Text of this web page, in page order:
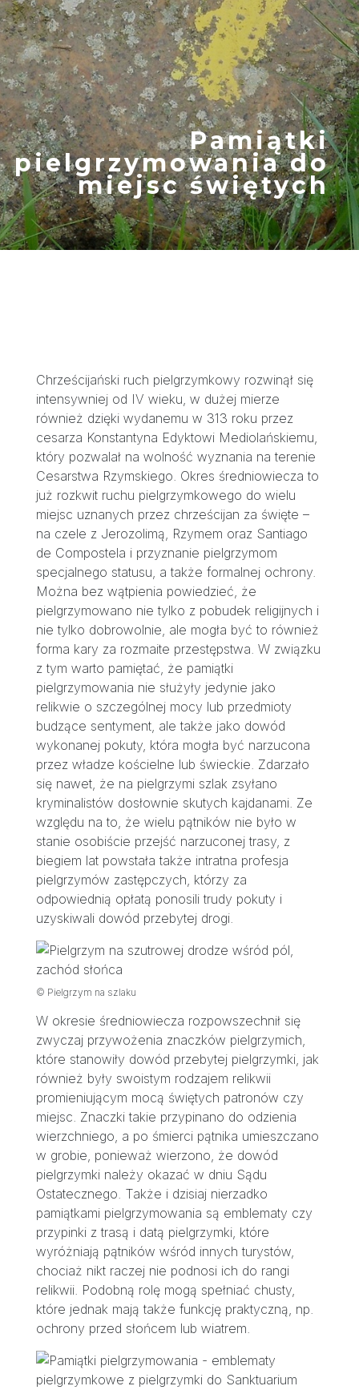
Pamiątki
pielgrzymowania do
miejsc świętych
Chrześcijański ruch pielgrzymkowy rozwinął się
intensywniej od IV wieku, w dużej mierze
również dzięki wydanemu w 313 roku przez
cesarza Konstantyna Edyktowi Mediolańskiemu,
który pozwalał na wolność wyznania na terenie
Cesarstwa Rzymskiego. Okres średniowiecza to
już rozkwit ruchu pielgrzymkowego do wielu
miejsc uznanych przez chrześcijan za święte –
na czele z Jerozolimą, Rzymem oraz Santiago
de Compostela i przyznanie pielgrzymom
specjalnego statusu, a także formalnej ochrony.
Można bez wątpienia powiedzieć, że
pielgrzymowano nie tylko z pobudek religijnych i
nie tylko dobrowolnie, ale mogła być to również
forma kary za rozmaite przestępstwa. W związku
z tym warto pamiętać, że pamiątki
pielgrzymowania nie służyły jedynie jako
relikwie o szczególnej mocy lub przedmioty
budzące sentyment, ale także jako dowód
wykonanej pokuty, która mogła być narzucona
przez władze kościelne lub świeckie. Zdarzało
się nawet, że na pielgrzymi szlak zsyłano
kryminalistów dosłownie skutych kajdanami. Ze
względu na to, że wielu pątników nie było w
stanie osobiście przejść narzuconej trasy, z
biegiem lat powstała także intratna profesja
pielgrzymów zastępczych, którzy za
odpowiednią opłatą ponosili trudy pokuty i
uzyskiwali dowód przebytej drogi.
© Pielgrzym na szlaku
W okresie średniowiecza rozpowszechnił się
zwyczaj przywożenia znaczków pielgrzymich,
które stanowiły dowód przebytej pielgrzymki, jak
również były swoistym rodzajem relikwii
promieniującym mocą świętych patronów czy
miejsc. Znaczki takie przypinano do odzienia
wierzchniego, a po śmierci pątnika umieszczano
w grobie, ponieważ wierzono, że dowód
pielgrzymki należy okazać w dniu Sądu
Ostatecznego. Także i dzisiaj nierzadko
pamiątkami pielgrzymowania są emblematy czy
przypinki z trasą i datą pielgrzymki, które
wyróżniają pątników wśród innych turystów,
chociaż nikt raczej nie podnosi ich do rangi
relikwii. Podobną rolę mogą spełniać chusty,
które jednak mają także funkcję praktyczną, np.
ochrony przed słońcem lub wiatrem.